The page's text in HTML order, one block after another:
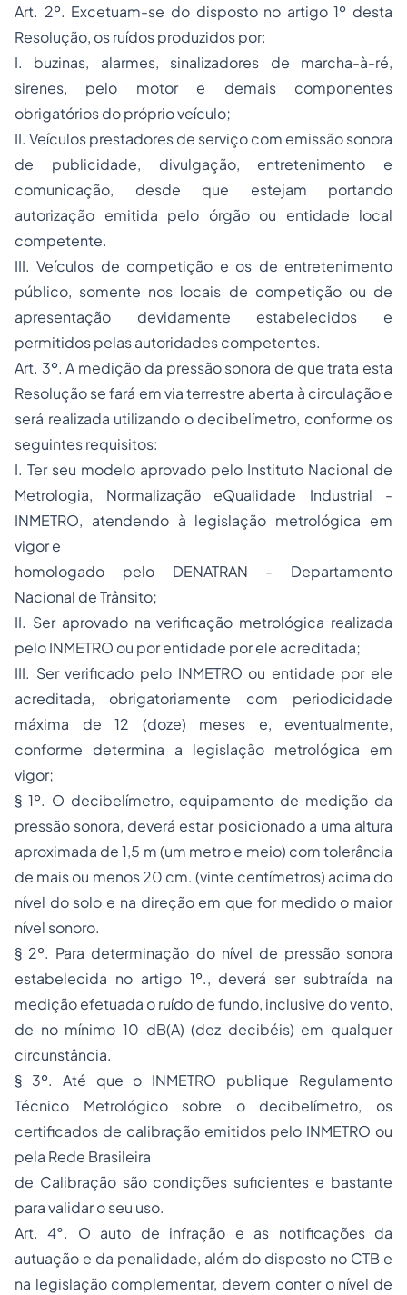
Art. 2º. Excetuam-se do disposto no artigo 1º desta
Resolução, os ruídos produzidos por:
I. buzinas, alarmes, sinalizadores de marcha-à-ré,
sirenes, pelo motor e demais componentes
obrigatórios do próprio veículo;
II. Veículos prestadores de serviço com emissão sonora
de publicidade, divulgação, entretenimento e
comunicação, desde que estejam portando
autorização emitida pelo órgão ou entidade local
competente.
III. Veículos de competição e os de entretenimento
público, somente nos locais de competição ou de
apresentação devidamente estabelecidos e
permitidos pelas autoridades competentes.
Art. 3º. A medição da pressão sonora de que trata esta
Resolução se fará em via terrestre aberta à circulação e
será realizada utilizando o decibelímetro, conforme os
seguintes requisitos:
I. Ter seu modelo aprovado pelo Instituto Nacional de
Metrologia, Normalização eQualidade Industrial -
INMETRO, atendendo à legislação metrológica em
vigor e
homologado pelo DENATRAN - Departamento
Nacional de Trânsito;
II. Ser aprovado na verificação metrológica realizada
pelo INMETRO ou por entidade por ele acreditada;
III. Ser verificado pelo INMETRO ou entidade por ele
acreditada, obrigatoriamente com periodicidade
máxima de 12 (doze) meses e, eventualmente,
conforme determina a legislação metrológica em
vigor;
§ 1º. O decibelímetro, equipamento de medição da
pressão sonora, deverá estar posicionado a uma altura
aproximada de 1,5 m (um metro e meio) com tolerância
de mais ou menos 20 cm. (vinte centímetros) acima do
nível do solo e na direção em que for medido o maior
nível sonoro.
§ 2º. Para determinação do nível de pressão sonora
estabelecida no artigo 1º., deverá ser subtraída na
medição efetuada o ruído de fundo, inclusive do vento,
de no mínimo 10 dB(A) (dez decibéis) em qualquer
circunstância.
§ 3º. Até que o INMETRO publique Regulamento
Técnico Metrológico sobre o decibelímetro, os
certificados de calibração emitidos pelo INMETRO ou
pela Rede Brasileira
de Calibração são condições suficientes e bastante
para validar o seu uso.
Art. 4°. O auto de infração e as notificações da
autuação e da penalidade, além do disposto no CTB e
na legislação complementar, devem conter o nível de